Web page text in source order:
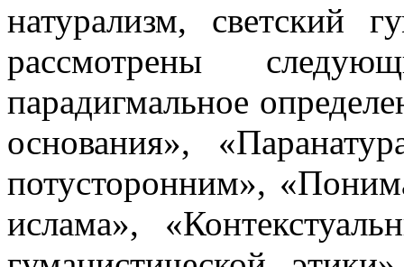
натурализм, светский
рассмотрены
парадигмальное
основания»,
потусторонним»,
ислама»,